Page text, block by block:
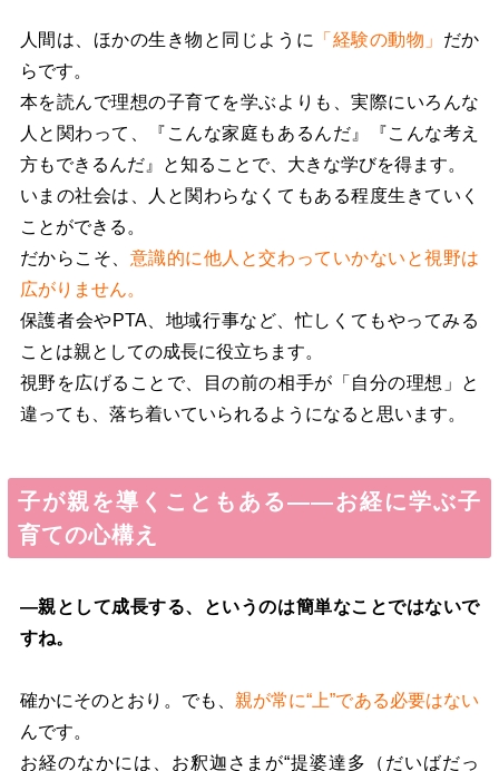
人間は、ほかの生き物と同じように 「経験の動物」 だか
らです。
本を読んで理想の子育てを学ぶよりも、実際にいろんな
人と関わって、『こんな家庭もあるんだ』『こんな考え
方もできるんだ』と知ることで、大きな学びを得ます。
いまの社会は、人と関わらなくてもある程度生きていく
ことができる。
だからこそ、 意識的に他人と交わっていかないと視野は
広がりません。
保護者会やPTA、地域行事など、忙しくてもやってみる
ことは親としての成長に役立ちます。
視野を広げることで、目の前の相手が「自分の理想」と
違っても、落ち着いていられるようになると思います。
子が親を導くこともある――お経に学ぶ子
育ての心構え
―親として成長する、というのは簡単なことではないで
すね。
確かにそのとおり。でも、 親が常に“上”である必要はない
んです。
お経のなかには、お釈迦さまが“提婆達多（だいばだっ